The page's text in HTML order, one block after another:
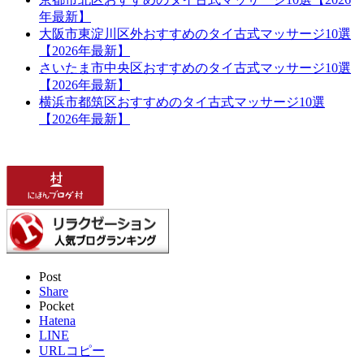
年最新】
大阪市東淀川区外おすすめのタイ古式マッサージ10選
【2026年最新】
さいたま市中央区おすすめのタイ古式マッサージ10選
【2026年最新】
横浜市都筑区おすすめのタイ古式マッサージ10選
【2026年最新】
Post
Share
Pocket
Hatena
LINE
URLコピー